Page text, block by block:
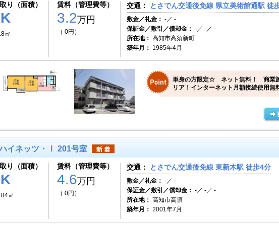
り（面積）
㎡
賃料（管理費等）
3.2万円
（ 0円）
交通： とさでん交通後免線 県立美術館通駅 徒
敷金／礼金： -／ -
保証金／敷引／償却金： -／ -／ -
所在地： 高知市高須新町
築年月： 1985年4月
単身の方限定☆ ネット無料！ 商業
リア！インターネット月額接続使用無
イネッツ・Ⅰ 201号室
り（面積）
㎡
賃料（管理費等）
4.6万円
（ 0円）
交通： とさでん交通後免線 東新木駅 徒歩4分
敷金／礼金： -／ -
保証金／敷引／償却金： -／ -／ -
所在地： 高知市高須
築年月： 2001年7月